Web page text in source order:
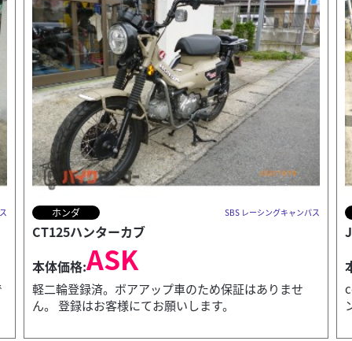
ヤマハ SBS レーシングキャンパス
JOG
本体価格:12.43
ce50ジョグ、２０１１年モデルです。ヤマハエンジ
ン、水冷です。